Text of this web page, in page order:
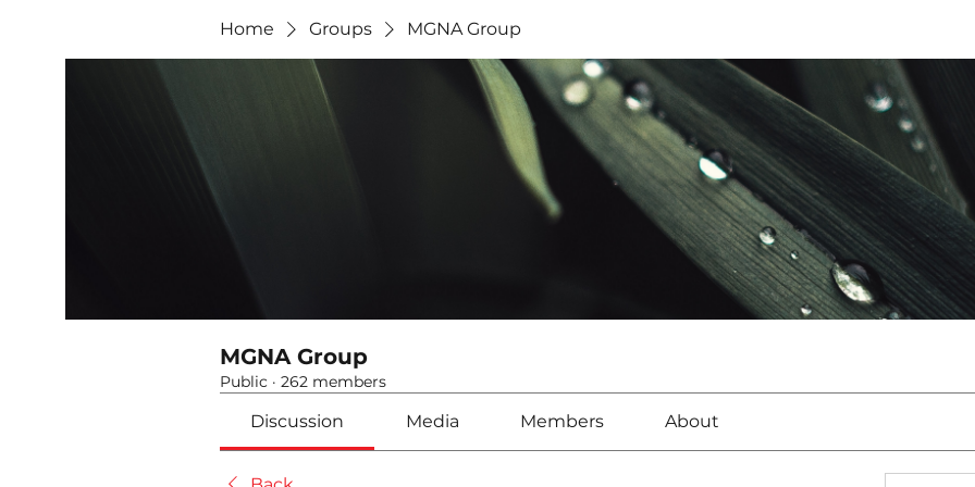
Home Groups MGNA Group
MGNA Group
Public · 262 members
Discussion Media Members About